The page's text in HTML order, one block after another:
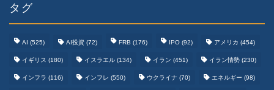
タグ
AI (525) AI投資 (72) FRB (176) IPO (92) アメリカ (454)
イギリス (180) イスラエル (134) イラン (451) イラン情勢 (230)
インフラ (116) インフレ (550) ウクライナ (70) エネルギー (98)